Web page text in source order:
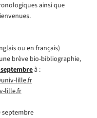
ainsi que
ou en français)
brève bio-bibliographie,
à :
lille.fr
lille.fr
septembre